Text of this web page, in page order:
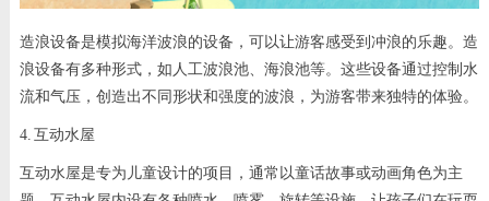
造浪设备是模拟海洋波浪的设备，可以让游客感受到冲浪的乐趣。造
浪设备有多种形式，如人工波浪池、海浪池等。这些设备通过控制水
流和气压，创造出不同形状和强度的波浪，为游客带来独特的体验。
4. 互动水屋
互动水屋是专为儿童设计的项目，通常以童话故事或动画角色为主